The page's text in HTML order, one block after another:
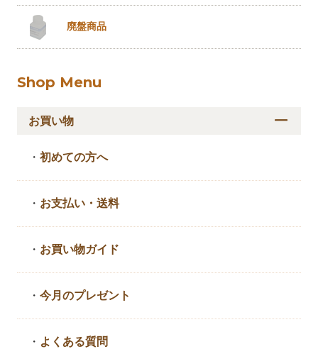
廃盤商品
Shop Menu
お買い物
・初めての方へ
・ お支払い・送料
・ お買い物ガイド
・今月のプレゼント
・ よくある質問